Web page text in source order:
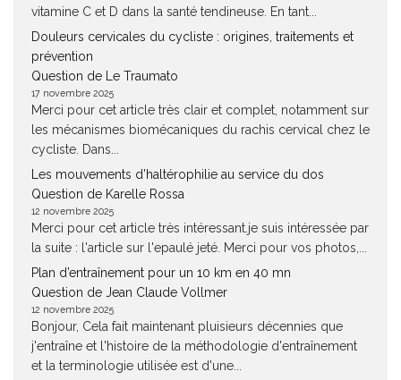
vitamine C et D dans la santé tendineuse. En tant...
Douleurs cervicales du cycliste : origines, traitements et
prévention
Question de Le Traumato
17 novembre 2025
Merci pour cet article très clair et complet, notamment sur
les mécanismes biomécaniques du rachis cervical chez le
cycliste. Dans...
Les mouvements d’haltérophilie au service du dos
Question de Karelle Rossa
12 novembre 2025
Merci pour cet article très intéressant.je suis intéressée par
la suite : l'article sur l'epaulé jeté. Merci pour vos photos,...
Plan d’entraînement pour un 10 km en 40 mn
Question de Jean Claude Vollmer
12 novembre 2025
Bonjour, Cela fait maintenant pluisieurs décennies que
j'entraîne et l'histoire de la méthodologie d'entraînement
et la terminologie utilisée est d'une...